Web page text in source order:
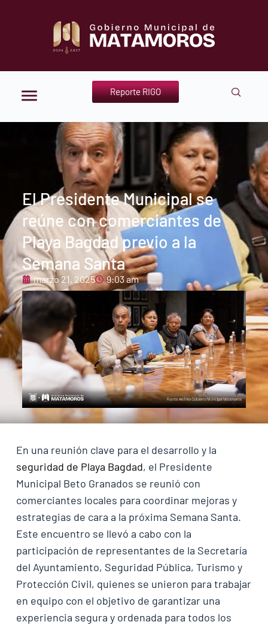
Reporte RIGO
El Presidente Municipal se
reúne con comerciantes de
Playa Bagdad previo a la
Semana Santa
marzo 21, 2025 9:03 am
En una reunión clave para el desarrollo y la
seguridad de Playa Bagdad, el Presidente
Municipal Beto Granados se reunió con
comerciantes locales para coordinar mejoras y
estrategias de cara a la próxima Semana Santa.
Este encuentro se llevó a cabo con la
participación de representantes de la Secretaría
del Ayuntamiento, Seguridad Pública, Turismo y
Protección Civil, quienes se unieron para trabajar
en equipo con el objetivo de garantizar una
experiencia segura y ordenada para todos los